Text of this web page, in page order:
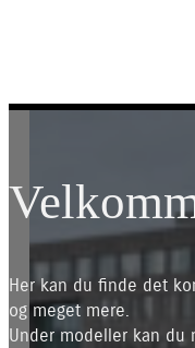
Her kan du finde det
og meget mere.
Under modeller kan